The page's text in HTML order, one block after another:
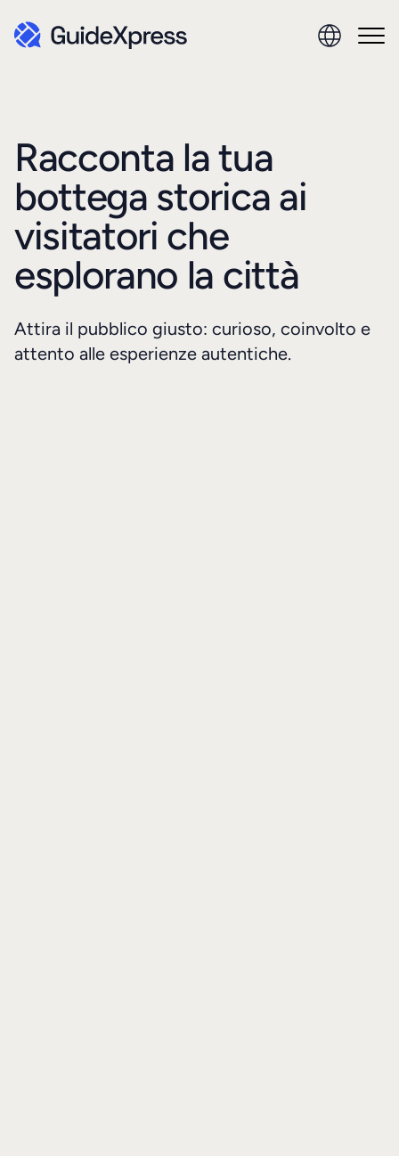
Racconta la tua
bottega storica ai
visitatori che
esplorano la città
Attira il pubblico giusto: curioso, coinvolto e
attento alle esperienze autentiche.